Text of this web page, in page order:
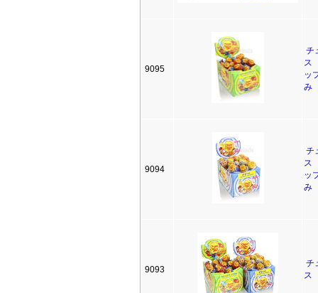
9095
チ
ス
ッ
み
9094
チ
ス
ッ
み
9093
チ
ス